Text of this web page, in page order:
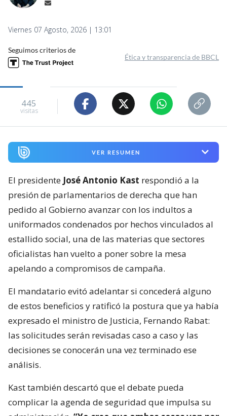
Viernes 07 Agosto, 2026 | 13:01
Seguimos criterios de
Ética y transparencia de BBCL
445
visitas
VER RESUMEN
El presidente José Antonio Kast respondió a la
presión de parlamentarios de derecha que han
pedido al Gobierno avanzar con los indultos a
uniformados condenados por hechos vinculados al
estallido social, una de las materias que sectores
oficialistas han vuelto a poner sobre la mesa
apelando a compromisos de campaña.
El mandatario evitó adelantar si concederá alguno
de estos beneficios y ratificó la postura que ya había
expresado el ministro de Justicia, Fernando Rabat:
las solicitudes serán revisadas caso a caso y las
decisiones se conocerán una vez terminado ese
análisis.
Kast también descartó que el debate pueda
complicar la agenda de seguridad que impulsa su